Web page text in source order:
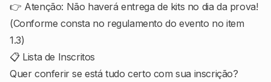
👉 Atenção: Não haverá entrega de kits no dia da prova!
(Conforme consta no regulamento do evento no item
1.3)
📋 Lista de Inscritos
Quer conferir se está tudo certo com sua inscrição?